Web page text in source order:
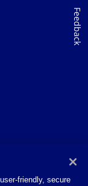
friendly, secure
Feedback